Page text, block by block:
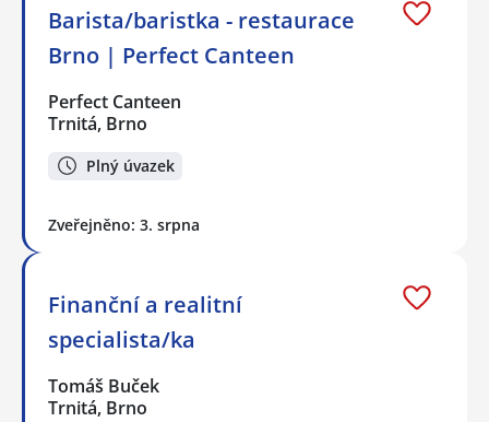
Barista/baristka - restaurace
Brno | Perfect Canteen
Perfect Canteen
Trnitá, Brno
Plný úvazek
Zveřejněno: 3. srpna
Finanční a realitní
specialista/ka
Tomáš Buček
Trnitá, Brno